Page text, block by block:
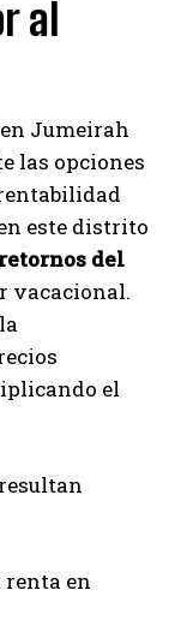
al
Jumeirah
las opciones
este distrito
retornos del
vacacional.
el
renta en